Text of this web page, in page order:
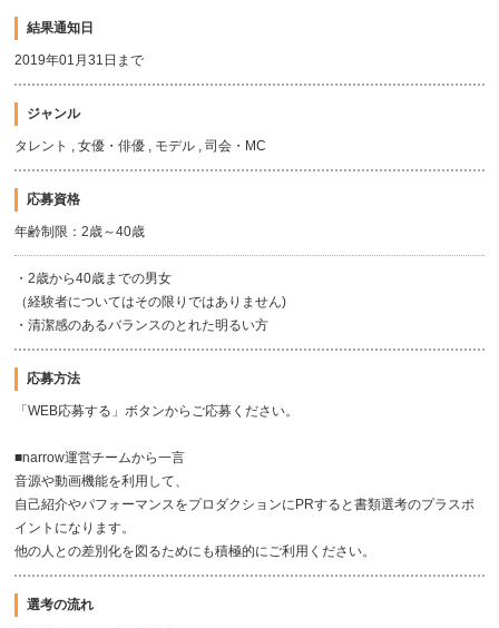
結果通知日
2019年01月31日まで
ジャンル
タレント , 女優・俳優 , モデル , 司会・MC
応募資格
年齢制限：2歳～40歳
・2歳から40歳までの男女
（経験者についてはその限りではありません)
・清潔感のあるバランスのとれた明るい方
応募方法
「WEB応募する」ボタンからご応募ください。
■narrow運営チームから一言
音源や動画機能を利用して、
自己紹介やパフォーマンスをプロダクションにPRすると書類選考のプラスポ
イントになります。
他の人との差別化を図るためにも積極的にご利用ください。
選考の流れ